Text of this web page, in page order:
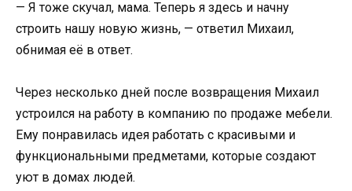
— Я тоже скучал, мама. Теперь я здесь и начну
строить нашу новую жизнь, — ответил Михаил,
обнимая её в ответ.
Через несколько дней после возвращения Михаил
устроился на работу в компанию по продаже мебели.
Ему понравилась идея работать с красивыми и
функциональными предметами, которые создают
уют в домах людей.